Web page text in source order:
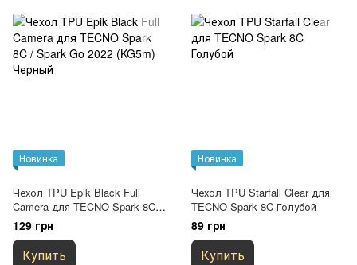
Новинка
Чехол TPU Epik Black Full
Camera для TECNO Spark 8C /
Spark Go 2022 (KG5m) Черный
129 грн
Купить
Новинка
Чехол TPU Starfall Clear для
TECNO Spark 8C Голубой
89 грн
Купить